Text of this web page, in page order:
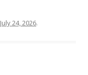
July 24, 2026.